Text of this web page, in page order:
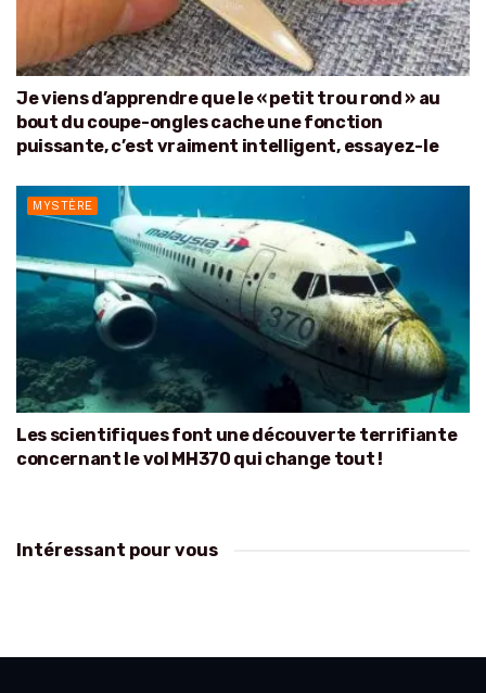
Je viens d’apprendre que le « petit trou rond » au
bout du coupe-ongles cache une fonction
puissante, c’est vraiment intelligent, essayez-le
MYSTÈRE
Les scientifiques font une découverte terrifiante
concernant le vol MH370 qui change tout !
Intéressant pour vous